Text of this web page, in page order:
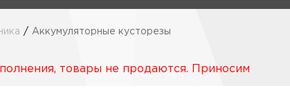
/ Аккумуляторные кусторезы
товары не продаются. Приносим